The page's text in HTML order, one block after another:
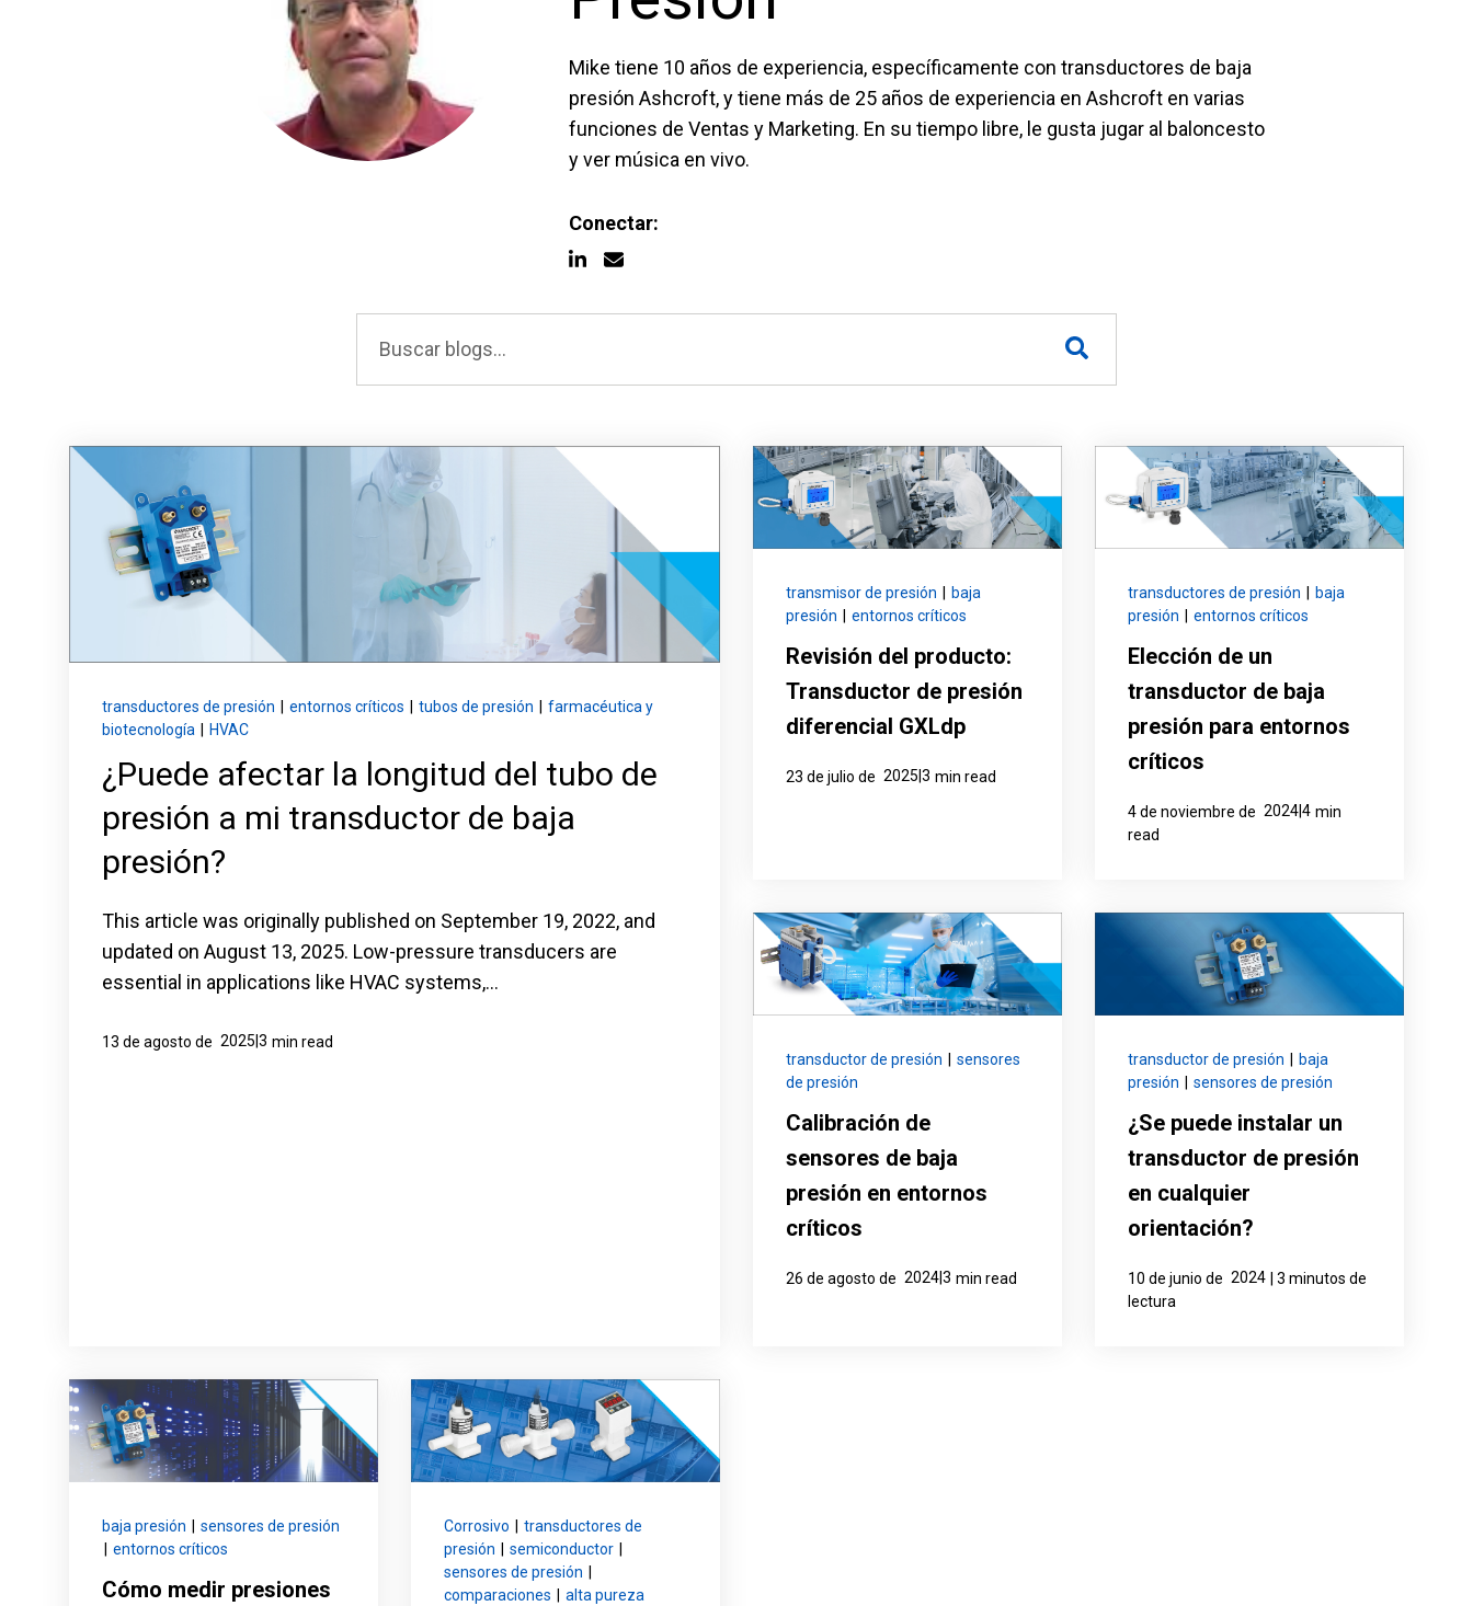
Mantenga sus equipos y procesos críticos en funcionamiento con
mediciones fiables de presión y temperatura.
Configurar el número de pieza del producto Solicitar presupuesto
Agua y aguas residuales
Mike tiene 10 años de experiencia, específicamente con transductores de baja
presión Ashcroft, y tiene más de 25 años de experiencia en Ashcroft en varias
funciones de Ventas y Marketing. En su tiempo libre, le gusta jugar al baloncesto
y ver música en vivo.
Conectar:
transductores de presión entornos críticos tubos de presión
farmacéutica y
biotecnología
HVAC
¿Puede afectar la longitud del tubo de
presión a mi transductor de baja
presión?
This article was originally published on September 19, 2022, and
updated on August 13, 2025. Low-pressure transducers are
essential in applications like HVAC systems,...
13 de agosto de 2025|3 min read
transmisor de presión
baja
presión
entornos críticos
Revisión del producto:
Transductor de presión
diferencial GXLdp
23 de julio de 2025|3 min read
transductores de presión
baja
presión
entornos críticos
Elección de un
transductor de baja
presión para entornos
críticos
4 de noviembre de 2024|4 min
read
transductor de presión
sensores
de presión
Calibración de
sensores de baja
presión en entornos
críticos
26 de agosto de 2024|3 min read
transductor de presión
baja
presión
sensores de presión
¿Se puede instalar un
transductor de presión
en cualquier
orientación?
10 de junio de 2024
| 3 minutos de
lectura
baja presión
sensores de presión
entornos críticos
Cómo medir presiones
Corrosivo
transductores de
presión
semiconductor
sensores de presión
comparaciones
alta pureza